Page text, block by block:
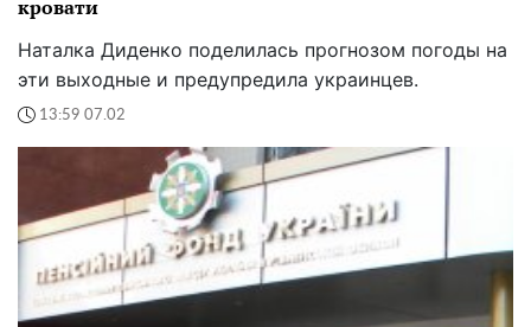
кровати
Наталка Диденко поделилась прогнозом погоды на
эти выходные и предупредила украинцев.
13:59 07.02